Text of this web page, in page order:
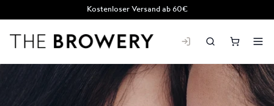
Kostenloser Versand ab 60€
THE BROWERY